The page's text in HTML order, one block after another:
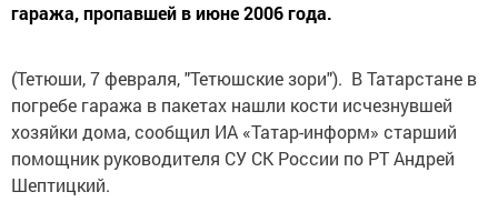
гаража, пропавшей в июне 2006 года.
(Тетюши, 7 февраля, "Тетюшские зори"). В Татарстане в
погребе гаража в пакетах нашли кости исчезнувшей
хозяйки дома, сообщил ИА «Татар-информ» старший
помощник руководителя СУ СК России по РТ Андрей
Шептицкий.